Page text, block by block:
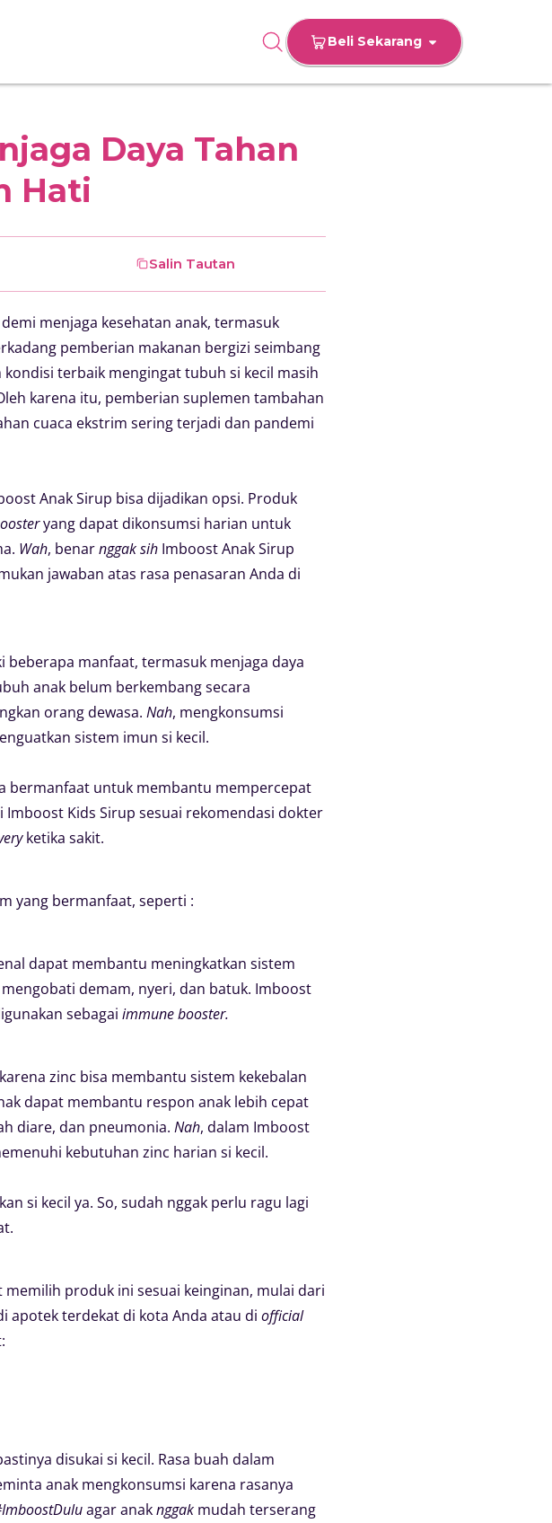
Beli Sekarang
Daya Tahan
Hati
Salin Tautan
menjaga kesehatan anak, termasuk
pemberian makanan bergizi seimbang
terbaik mengingat tubuh si kecil masih
karena itu, pemberian suplemen tambahan
cuaca ekstrim sering terjadi dan pandemi
Anak Sirup bisa dijadikan opsi. Produk
yang dapat dikonsumsi harian untuk
Wah, benarnggak sih Imboost Anak Sirup
jawaban atas rasa penasaran Anda di
beberapa manfaat, termasuk menjaga daya
anak belum berkembang secara
orang dewasa. Nah, mengkonsumsi
sistem imun si kecil.
bermanfaat untuk membantu mempercepat
Kids Sirup sesuai rekomendasi dokter
ketika sakit.
yang bermanfaat, seperti :
dapat membantu meningkatkan sistem
demam, nyeri, dan batuk. Imboost
sebagai immune booster.
zinc bisa membantu sistem kekebalan
dapat membantu respon anak lebih cepat
diare, dan pneumonia. Nah, dalam Imboost
kebutuhan zinc harian si kecil.
si kecil ya. So, sudah nggak perlu ragu lagi
produk ini sesuai keinginan, mulai dari
apotek terdekat di kota Anda atau di official
disukai si kecil. Rasa buah dalam
anak mengkonsumsi karena rasanya
agar anaknggak mudah terserang